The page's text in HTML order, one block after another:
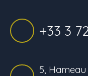
+33 3
5,